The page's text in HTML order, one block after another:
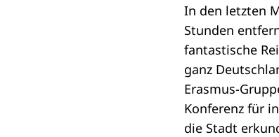
In den letzten
Stunden
fantastische
ganz
Erasmus-
Konferenz für
die Stadt